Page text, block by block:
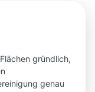
gründlich,
genau